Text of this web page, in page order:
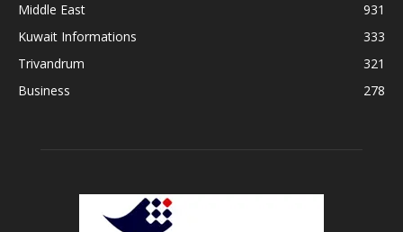
Middle East
931
Kuwait Informations
333
Trivandrum
321
Business
278